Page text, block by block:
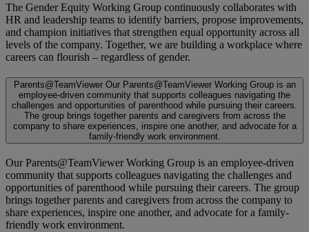
The Gender Equity Working Group continuously collaborates with
HR and leadership teams to identify barriers, propose improvements,
and champion initiatives that strengthen equal opportunity across all
levels of the company. Together, we are building a workplace where
careers can flourish – regardless of gender.
Parents@TeamViewer Our Parents@TeamViewer Working Group is an
employee-driven community that supports colleagues navigating the
challenges and opportunities of parenthood while pursuing their careers.
The group brings together parents and caregivers from across the
company to share experiences, inspire one another, and advocate for a
family-friendly work environment.
Our Parents@TeamViewer Working Group is an employee-driven
community that supports colleagues navigating the challenges and
opportunities of parenthood while pursuing their careers. The group
brings together parents and caregivers from across the company to
share experiences, inspire one another, and advocate for a family-
friendly work environment.